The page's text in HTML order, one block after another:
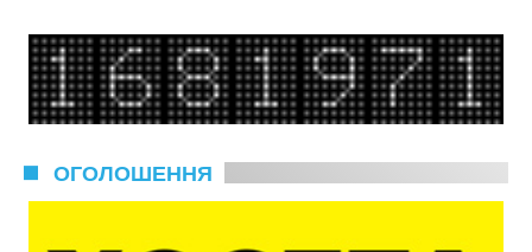
ОГОЛОШЕННЯ